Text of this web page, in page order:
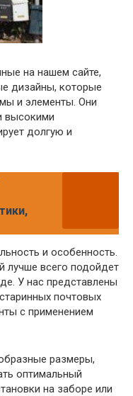
на нашем сайте,
дизайны, которые
и элементы. Они
высокими
долгую и
и особенность.
всего подойдет
У нас представлены
почтовых
с применением
размеры,
оптимальный
на заборе или